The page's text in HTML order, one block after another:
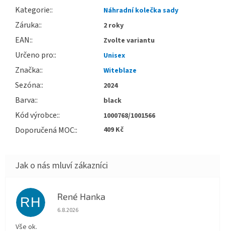
Kategorie: Náhradní kolečka sady
Záruka: 2 roky
EAN: Zvolte variantu
Určeno pro: Unisex
Značka: Witeblaze
Sezóna: 2024
Barva: black
Kód výrobce: 1000768/1001566
Doporučená MOC: 409 Kč
RH René Hanka
Hodnocení obchodu je 5 z 5 hvězdiček.
6.8.2026
Vše ok.